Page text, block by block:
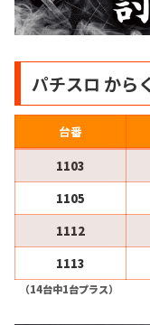
パチスロ から
台番
1103
1105
1112
1113
（14台中1台プラス）